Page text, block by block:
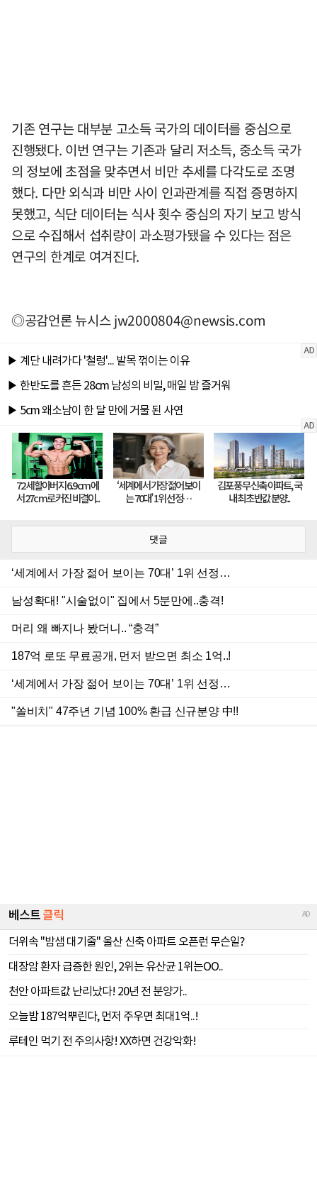
기존 연구는 대부분 고소득 국가의 데이터를 중심으로
진행됐다. 이번 연구는 기존과 달리 저소득, 중소득 국가
의 정보에 초점을 맞추면서 비만 추세를 다각도로 조명
했다. 다만 외식과 비만 사이 인과관계를 직접 증명하지
못했고, 식단 데이터는 식사 횟수 중심의 자기 보고 방식
으로 수집해서 섭취량이 과소평가됐을 수 있다는 점은
연구의 한계로 여겨진다.
◎공감언론 뉴시스jw2000804@newsis.com
댓글